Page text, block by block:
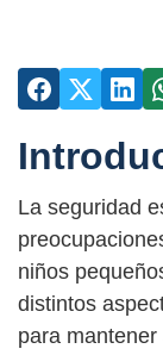
La seguridad
niños
distintos
para